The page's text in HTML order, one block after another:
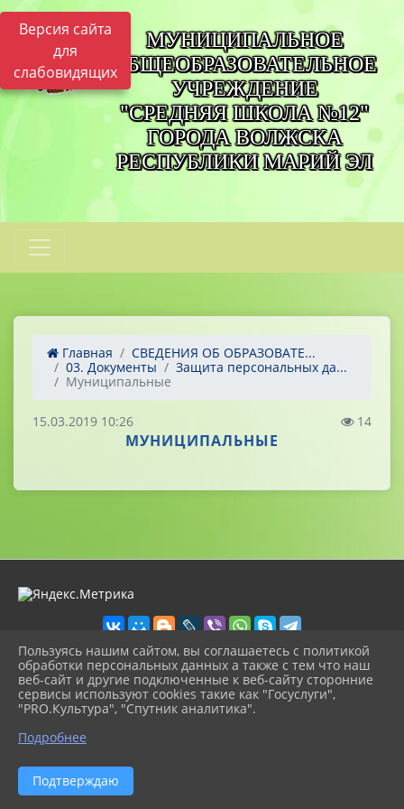
Версия сайта
для
слабовидящих
МУНИЦИПАЛЬНОЕ
ОБЩЕОБРАЗОВАТЕЛЬНОЕ
УЧРЕЖДЕНИЕ
"СРЕДНЯЯ ШКОЛА №12"
ГОРОДА ВОЛЖСКА
РЕСПУБЛИКИ МАРИЙ ЭЛ
Главная
СВЕДЕНИЯ ОБ ОБРАЗОВАТЕ...
03. Документы
Защита персональных да...
Муниципальные
15.03.2019 10:26 14
МУНИЦИПАЛЬНЫЕ
2026 г. volschool12.ru
Вход
Карта сайта
Политика обработки персональных данных
Сделано на KubCMS
Разработка и поддержка
Пользуясь нашим сайтом, вы соглашаетесь с политикой
обработки персональных данных а также с тем что наш
веб-сайт и другие подключенные к веб-сайту сторонние
сервисы используют cookies такие как "Госуслуги",
"PRO.Культура", "Спутник аналитика".
Подробнее
Подтверждаю